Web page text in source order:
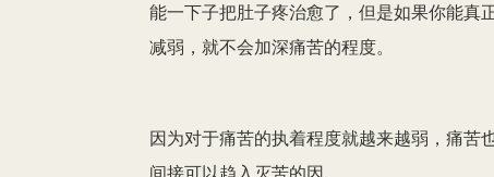
能一下子把肚子疼治愈了，但是如果你能真
减弱，就不会加深痛苦的程度。
因为对于痛苦的执着程度就越来越弱，痛苦
间接可以趋入灭苦的因。